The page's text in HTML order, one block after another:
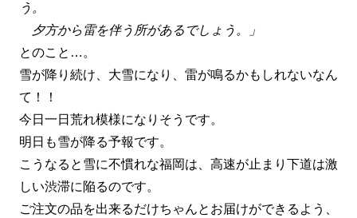
う。
夕方から雷を伴う所があるでしょう。」
とのこと…。
雪が降り続け、大雪になり、雷が鳴るかもしれないなん
て！！
今日一日荒れ模様になりそうです。
明日も雪が降る予報です。
こうなると雪に不慣れな福岡は、高速が止まり下道は激
しい渋滞に陥るのです。
ご注文の品を出来るだけちゃんとお届けができるよう、